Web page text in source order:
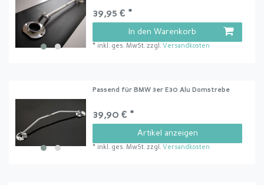
39,95 € *
In den Warenkorb
* inkl. ges. MwSt. zzgl. Versandkosten
Passend für BMW 3er E30 Alu Domstrebe
39,90 € *
Artikel anzeigen
* inkl. ges. MwSt. zzgl. Versandkosten